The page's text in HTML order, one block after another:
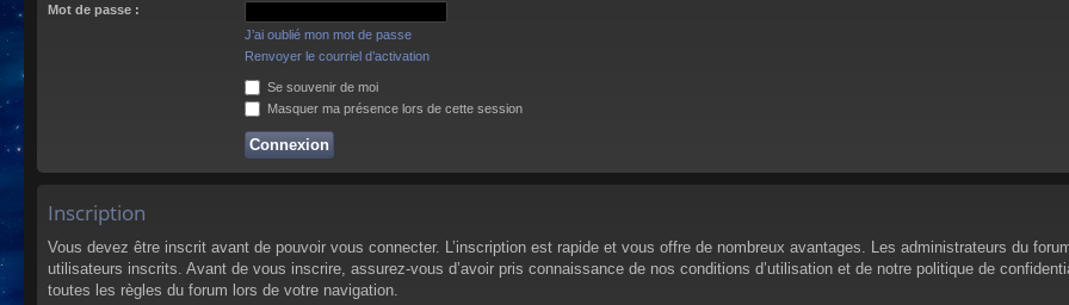
Mot de passe :
J’ai oublié mon mot de passe
Renvoyer le courriel d’activation
Se souvenir de moi
Masquer ma présence lors de cette session
Inscription
Vous devez être inscrit avant de pouvoir vous connecter. L’inscription est rapide et vous offre de nombreux avantages. Les administrateurs du
utilisateurs inscrits. Avant de vous inscrire, assurez-vous d’avoir pris connaissance de nos conditions d’utilisation et de notre politique de
toutes les règles du forum lors de votre navigation.